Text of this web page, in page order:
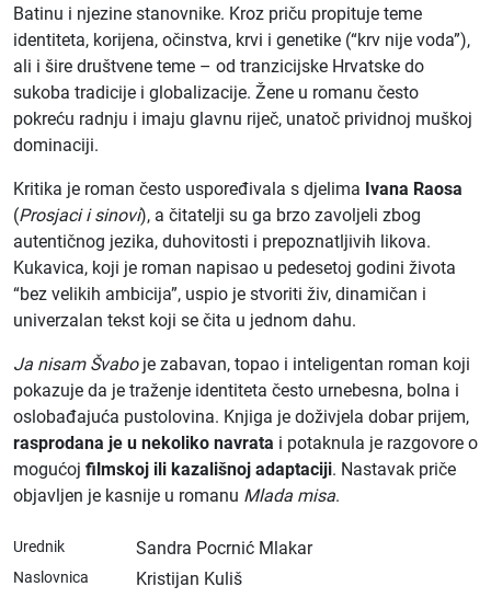
Batinu i njezine stanovnike. Kroz priču propituje teme
identiteta, korijena, očinstva, krvi i genetike (“krv nije voda”),
ali i šire društvene teme – od tranzicijske Hrvatske do
sukoba tradicije i globalizacije. Žene u romanu često
pokreću radnju i imaju glavnu riječ, unatoč prividnoj muškoj
dominaciji.
Kritika je roman često uspoređivala s djelima Ivana Raosa
(Prosjaci i sinovi), a čitatelji su ga brzo zavoljeli zbog
autentičnog jezika, duhovitosti i prepoznatljivih likova.
Kukavica, koji je roman napisao u pedesetoj godini života
“bez velikih ambicija”, uspio je stvoriti živ, dinamičan i
univerzalan tekst koji se čita u jednom dahu.
Ja nisam Švaboje zabavan, topao i inteligentan roman koji
pokazuje da je traženje identiteta često urnebesna, bolna i
oslobađajuća pustolovina. Knjiga je doživjela dobar prijem,
rasprodana je u nekoliko navrata i potaknula je razgovore o
mogućoj filmskoj ili kazališnoj adaptaciji. Nastavak priče
objavljen je kasnije u romanu Mlada misa.
Urednik Sandra Pocrnić Mlakar
Naslovnica Kristijan Kuliš